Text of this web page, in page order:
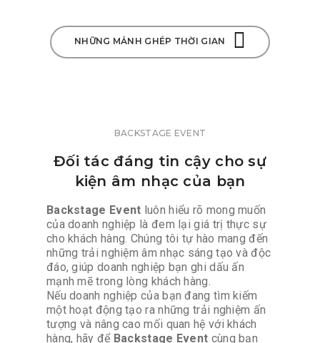
NHỮNG MẢNH GHÉP THỜI GIAN
BACKSTAGE EVENT
Đối tác đáng tin cậy cho sự
kiện âm nhạc của bạn
Backstage Event luôn hiểu rõ mong muốn
của doanh nghiệp là đem lại giá trị thực sự
cho khách hàng. Chúng tôi tự hào mang đến
những trải nghiệm âm nhạc sáng tạo và độc
đáo, giúp doanh nghiệp bạn ghi dấu ấn
mạnh mẽ trong lòng khách hàng.
Nếu doanh nghiệp của bạn đang tìm kiếm
một hoạt động tạo ra những trải nghiệm ấn
tượng và nâng cao mối quan hệ với khách
hàng, hãy để Backstage Event cùng bạn